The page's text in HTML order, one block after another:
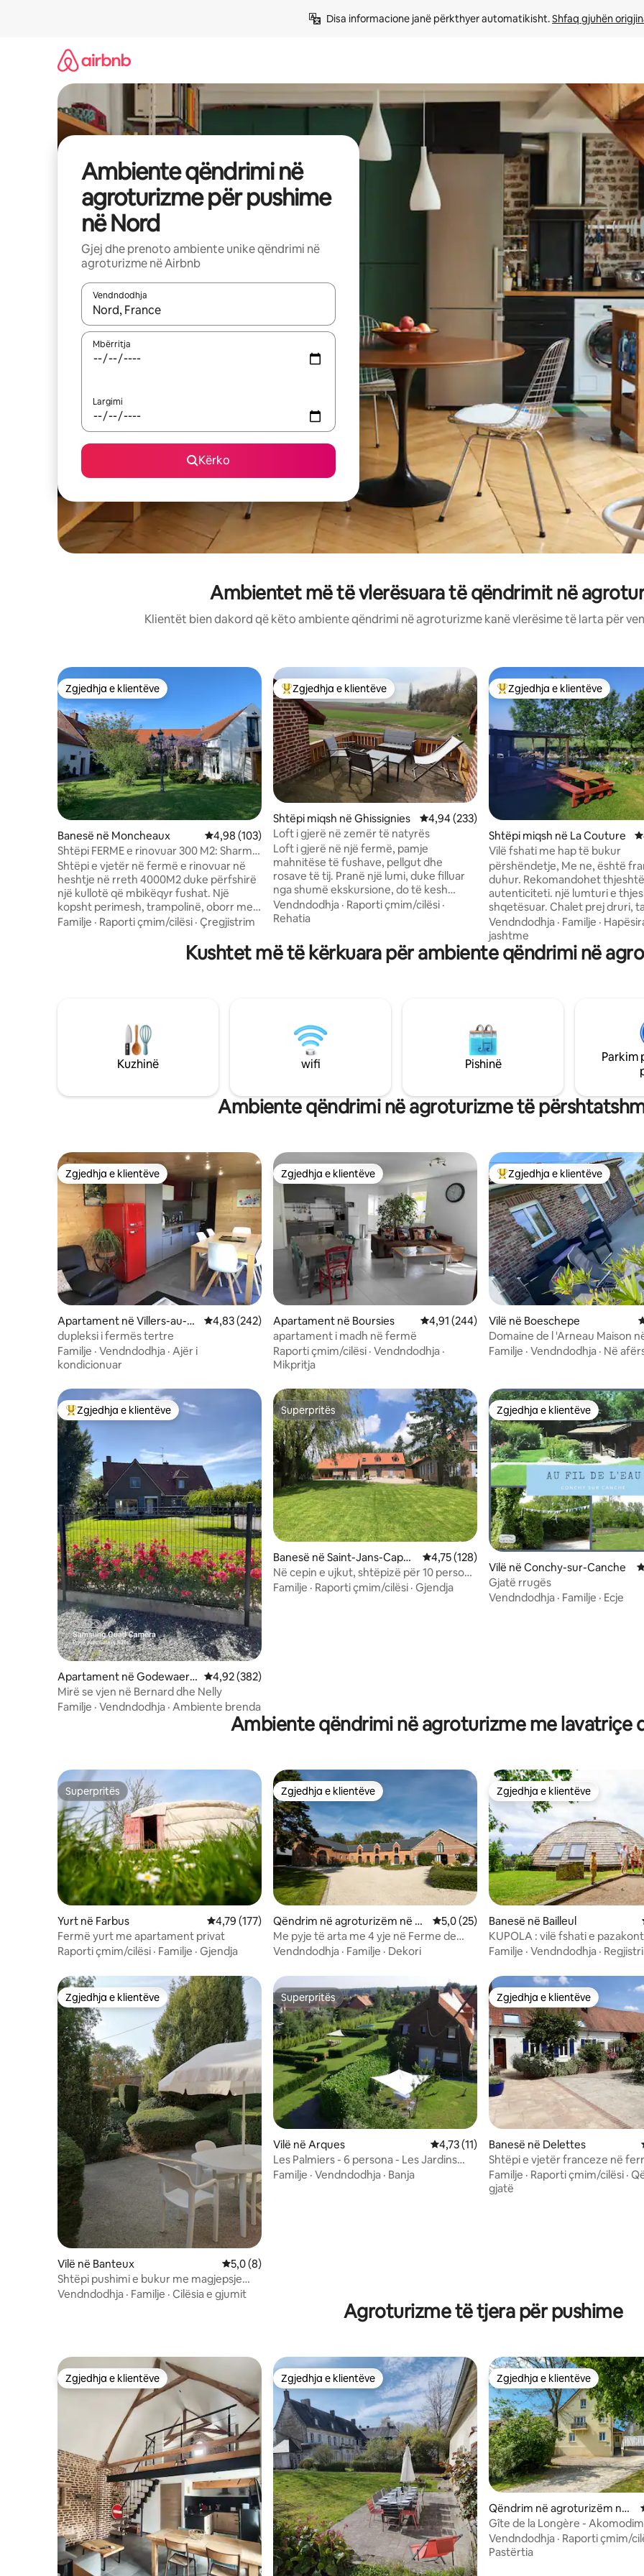
Disa informacione janë përkthyer automatikisht. Shfaq gjuhën
Ambiente qëndrimi në
agroturizme për pushime
në Nord
Gjej dhe prenoto ambiente unike qëndrimi në
agroturizme në Airbnb
Vendndodhja
Kur rezultatet të jenë të disponueshme, lëviz me butonat e shigjetave lart e poshtë ose eksploro duke prekur ose duke
Mbërritja
Largimi
Kërko
Ambientet më të vlerësuara të qëndrimit në
Klientët bien dakord që këto ambiente qëndrimi në agroturizme kanë vlerësime të larta për
Zgjedhja e klientëve
Zgjedhja e klientëve
Banesë në Moncheaux Vlerësimi mesatar 4,98 nga 5, 103 vlerësime
4,98 (103)
Shtëpi FERME e rinovuar 300 M2: Sharmi,
Qetësi dhe natyrë
Shtëpi e vjetër në fermë e rinovuar në
heshtje në rreth 4000M2 duke përfshirë
një kullotë që mbikëqyr fushat. Një
kopsht perimesh, trampolinë, oborr me
boules, për këtë rezidencë magjepsëse
pajisur plotësisht të hapur për një dhomë
kuzhinë, tualet, dhomë dushi dhe dhomë
gjumi të madhe me tarracë.
Familje · Raporti çmim/cilësi · Çregjistrim
Më të mirat e zgjedhjeve të klientëve
Zgjedhja e klientëve
Shtëpi miqsh në Ghissignies Vlerësimi mesatar 4,94 nga 5, 233 vlerësime
4,94 (233)
Loft i gjerë në zemër të natyrës
Loft i gjerë në një fermë, pamje
mahnitëse të fushave, pellgut dhe
rosave të tij. Pranë një lumi, duke filluar
nga shumë ekskursione, do të kesh
gjithë rehatinë dhe qetësinë për të
kaluar një qëndrim të këndshëm në mes
përbëhet nga një dhomë e bukur duke
përfshirë kuzhinën e pajisur, dhomën e
ushqime të mira tipike.
Vendndodhja · Raporti çmim/cilësi ·
Rehatia
Më të mirat e zgjedhjeve të
Zgjedhja e klientëve
Shtëpi miqsh në La Couture
Vilë fshati me hap të bukur
përshëndetje, Me ne, është
duhur. Rekomandohet
autenticiteti. një lumturi e
shqetësuar. Chalet prej druri,
pamje nga perëndimi i diellit
ujit. Qasje në të gjitha
2 km, dyqan ushqimesh, furrë
kasap, farmaci. përtej,
dhe degustimi i birrës
fabrikën lokale të birrës.
Vendndodhja · Familje ·
jashtme
Kushtet më të kërkuara për ambiente qëndrimi në
Kuzhinë wifi Pishinë
Parkim
Ambiente qëndrimi në agroturizme të
Zgjedhja e klientëve
Zgjedhja e klientëve
Apartament në Villers-au-T
ertre
Vlerësimi mesatar 4,83 nga 5, 242 vlerësime
4,83 (242)
dupleksi i fermës tertre
Familje · Vendndodhja · Ajër i
kondicionuar
Zgjedhja e klientëve
Zgjedhja e klientëve
Apartament në Boursies Vlerësimi mesatar 4,91 nga 5, 244 vlerësime
4,91 (244)
apartament i madh në fermë
Raporti çmim/cilësi · Vendndodhja ·
Mikpritja
Më të mirat e zgjedhjeve të
Zgjedhja e klientëve
Vilë në Boeschepe
Domaine de l 'Arneau Maison
të Flanders
Familje · Vendndodhja · Në
Më të mirat e zgjedhjeve të klientëve
Zgjedhja e klientëve
Apartament në Godewaers
velde
Vlerësimi mesatar 4,92 nga 5, 382 vlerësime
4,92 (382)
Mirë se vjen në Bernard dhe Nelly
Familje · Vendndodhja · Ambiente brenda
Superpritës
Superpritës
Banesë në Saint-Jans-Cappe
l
Vlerësimi mesatar 4,75 nga 5, 128 vlerësime
4,75 (128)
Në cepin e ujkut, shtëpizë për 10 persona
në Mont-Noir
Familje · Raporti çmim/cilësi · Gjendja
Zgjedhja e klientëve
Zgjedhja e klientëve
Vilë në Conchy-sur-Canche
Gjatë rrugës
Vendndodhja · Familje · Ecje
Ambiente qëndrimi në agroturizme me lavatriçe
Superpritës
Superpritës
Yurt në Farbus Vlerësimi mesatar 4,79 nga 5, 177 vlerësime
4,79 (177)
Fermë yurt me apartament privat
Raporti çmim/cilësi · Familje · Gjendja
Zgjedhja e klientëve
Zgjedhja e klientëve
Qëndrim në agroturizëm në W
alincourt-Selvigny
Vlerësimi mesatar 5,0 nga 5, 25 vlerësime
5,0 (25)
Me pyje të arta me 4 yje në Ferme de
Sorval
Vendndodhja · Familje · Dekori
Zgjedhja e klientëve
Zgjedhja e klientëve
Banesë në Bailleul
KUPOLA : vilë fshati e
luksoze
Familje · Vendndodhja ·
Zgjedhja e klientëve
Zgjedhja e klientëve
Vilë në Banteux Vlerësimi mesatar 5,0 nga 5, 8 vlerësime
5,0 (8)
Shtëpi pushimi e bukur me magjepsje
125m2
Vendndodhja · Familje · Cilësia e gjumit
Superpritës
Superpritës
Vilë në Arques Vlerësimi mesatar 4,73 nga 5, 11 vlerësime
4,73 (11)
Les Palmiers - 6 persona - Les Jardins
D'Ilona
Familje · Vendndodhja · Banja
Zgjedhja e klientëve
Zgjedhja e klientëve
Banesë në Delettes
Shtëpi e vjetër franceze në
oborr dhe pishinë private
Familje · Raporti çmim/cilësi ·
gjatë
Agroturizme të tjera për pushime
Zgjedhja e klientëve
Zgjedhja e klientëve Zgjedhja e klientëve
Zgjedhja e klientëve Zgjedhja e klientëve
Zgjedhja e klientëve
Qëndrim në agroturizëm në
Fruges
Gîte de la Longère -
Vendndodhja · Raporti çmim/
Pastërtia